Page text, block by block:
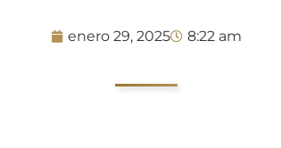
enero 29, 2025 8:22 am